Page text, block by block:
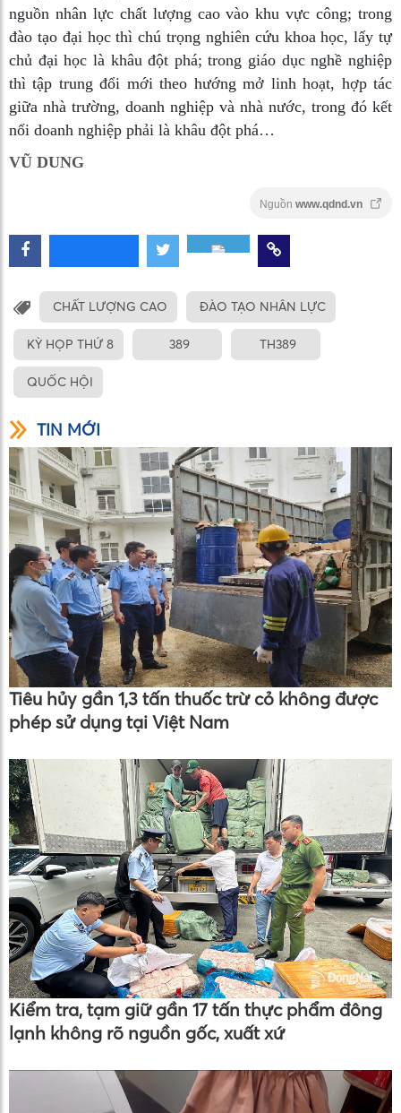
nguồn nhân lực chất lượng cao vào khu vực công; trong
đào tạo đại học thì chú trọng nghiên cứu khoa học, lấy tự
chủ đại học là khâu đột phá; trong giáo dục nghề nghiệp
thì tập trung đổi mới theo hướng mở linh hoạt, hợp tác
giữa nhà trường, doanh nghiệp và nhà nước, trong đó kết
nối doanh nghiệp phải là khâu đột phá…
VŨ DUNG
Nguồn www.qdnd.vn
CHẤT LƯỢNG CAO ĐÀO TẠO NHÂN LỰC
KỲ HỌP THỨ 8 389 TH389
QUỐC HỘI
TIN MỚI
Tiêu hủy gần 1,3 tấn thuốc trừ cỏ không được
phép sử dụng tại Việt Nam
Kiểm tra, tạm giữ gần 17 tấn thực phẩm đông
lạnh không rõ nguồn gốc, xuất xứ